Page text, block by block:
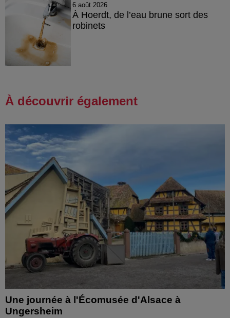
6 août 2026
À Hoerdt, de l’eau brune sort des
robinets
À découvrir également
Une journée à l'Écomusée d'Alsace à
Ungersheim